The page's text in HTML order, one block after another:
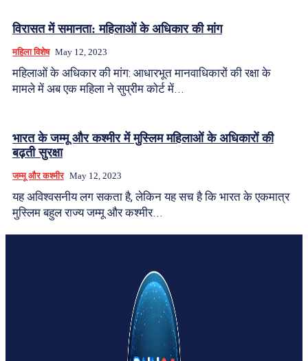
विरासत में समानता: महिलाओं के अधिकार की मांग
महिला विशेष May 12, 2023
महिलाओं के अधिकार की मांग: आधारभूत मानवाधिकारों की रक्षा के
मामले में अब एक महिला ने सुप्रीम कोर्ट में...
भारत के जम्मू और कश्मीर में मुस्लिम महिलाओं के अधिकारों की
बढ़ती सुरक्षा
जम्मू और कश्मीर May 12, 2023
यह अविश्वसनीय लग सकता है, लेकिन यह सच है कि भारत के एकमात्र
मुस्लिम बहुल राज्य जम्मू और कश्मीर...